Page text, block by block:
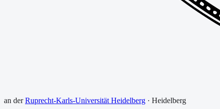
an derRuprecht-Karls-Universität Heidelberg · Heidelberg